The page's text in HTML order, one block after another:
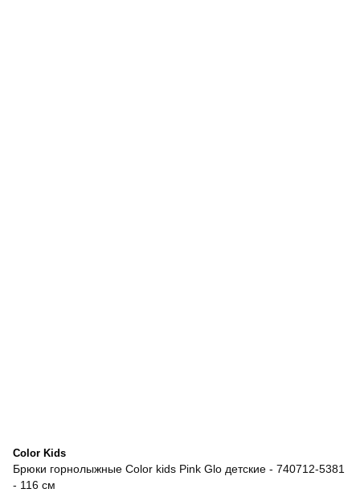
Color Kids
Брюки горнолыжные Color kids Pink Glo детские - 740712-5381
- 116 см